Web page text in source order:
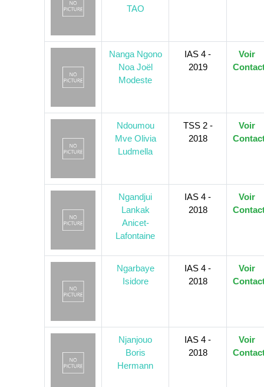
TAO
Nanga Ngono
Noa Joël
Modeste
IAS 4 -
2019
Voir
Ndoumou
Mve Olivia
Ludmella
TSS 2 -
2018
Voir
Ngandjui
Lankak
Anicet-
Lafontaine
IAS 4 -
2018
Voir
Ngarbaye
Isidore
IAS 4 -
2018
Voir
Njanjouo
Boris
Hermann
IAS 4 -
2018
Voir